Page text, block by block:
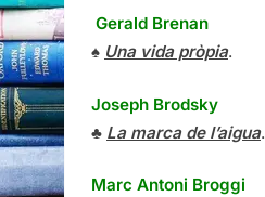
Gerald Brenan
♠ Una vida pròpia.
Joseph Brodsky
♣ La marca de l’aigua.
Marc Antoni Broggi